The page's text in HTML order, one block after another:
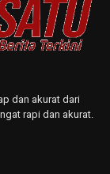
dan akurat dari
rapi dan akurat.